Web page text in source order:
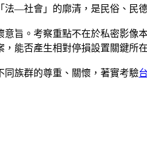
—社會」的廓清，是民俗、民
旨。考察重點不在於私密影像
能否產生相對停損設置關鍵所在
同族群的尊重、關懷，著實考驗